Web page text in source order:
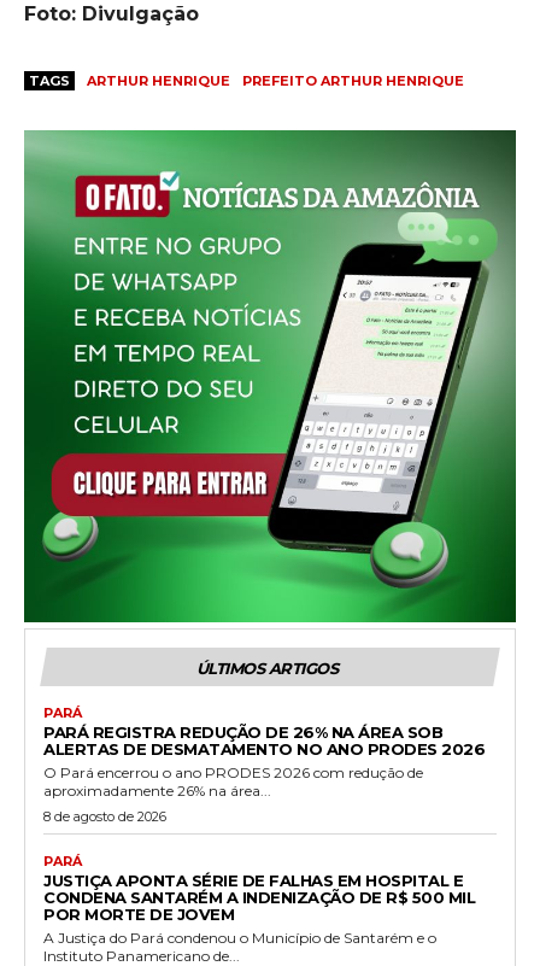
Foto: Divulgação
TAGS ARTHUR HENRIQUE PREFEITO ARTHUR HENRIQUE
ÚLTIMOS ARTIGOS
PARÁ
PARÁ REGISTRA REDUÇÃO DE 26% NA ÁREA SOB
ALERTAS DE DESMATAMENTO NO ANO PRODES 2026
O Pará encerrou o ano PRODES 2026 com redução de
aproximadamente 26% na área...
8 de agosto de 2026
PARÁ
JUSTIÇA APONTA SÉRIE DE FALHAS EM HOSPITAL E
CONDENA SANTARÉM A INDENIZAÇÃO DE R$ 500 MIL
POR MORTE DE JOVEM
A Justiça do Pará condenou o Município de Santarém e o
Instituto Panamericano de...